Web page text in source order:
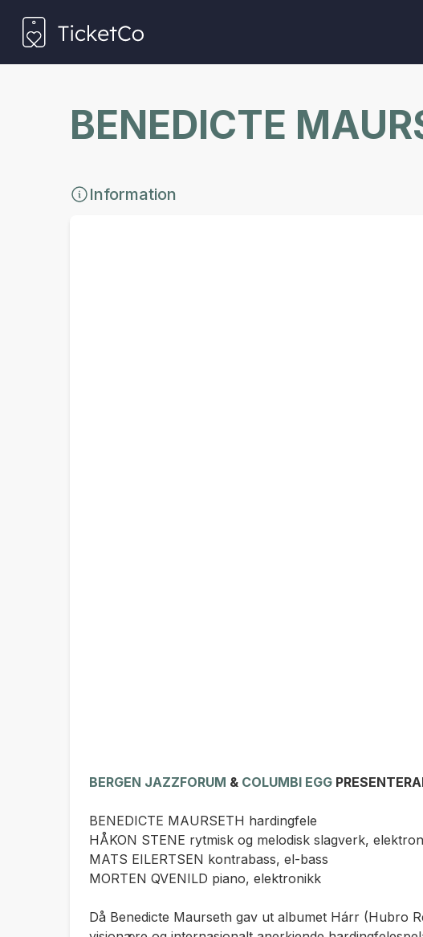
BENEDICTE
Information
BERGEN JAZZFORUM & COLUMBI EGG
BENEDICTE MAURSETH hardingfele
HÅKON STENE rytmisk og melodisk slagverk,
MATS EILERTSEN kontrabass, el-bass
MORTEN QVENILD piano, elektronikk
Då Benedicte Maurseth gav ut albumet Hárr (Hubro